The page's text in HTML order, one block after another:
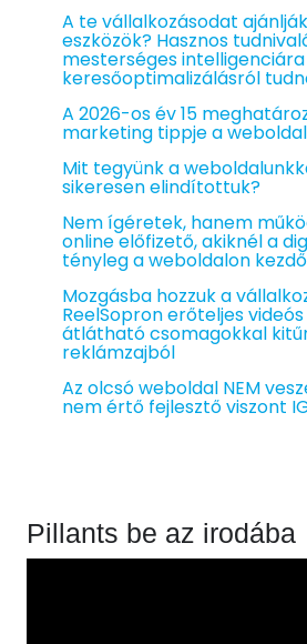
A te vállalkozásodat
eszközök? Hasznos
mesterséges
keresőoptimalizálásról
A 2026-os év 15
marketing tippje a
Mit tegyünk a
sikeresen elindítottuk?
Nem ígéretek, hanem
online előfizető, akiknél a
tényleg a weboldalon
Mozgásba hozzuk a
ReelSopron erőteljes
átlátható csomagokkal
reklámzajból
Az olcsó weboldal NEM
nem értő fejlesztő viszont
Pillants be az irodába